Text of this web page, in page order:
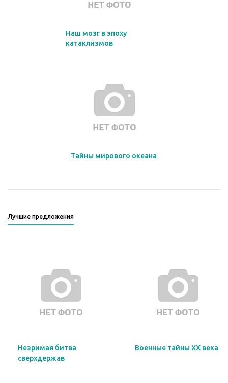
Наш мозг в эпоху
катаклизмов
Тайны мирового океана
Лучшие предложения
Незримая битва
сверхдержав
Военные тайны ХХ века